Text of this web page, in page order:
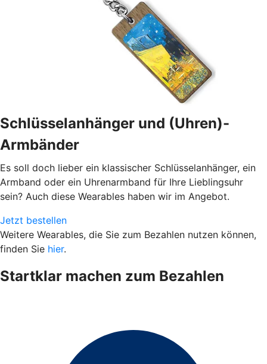
Schlüsselanhänger und (Uhren)-
Armbänder
Es soll doch lieber ein klassischer Schlüsselanhänger, ein
Armband oder ein Uhrenarmband für Ihre Lieblingsuhr
sein? Auch diese Wearables haben wir im Angebot.
Jetzt bestellen
Weitere Wearables, die Sie zum Bezahlen nutzen können,
finden Sie hier.
Startklar machen zum Bezahlen